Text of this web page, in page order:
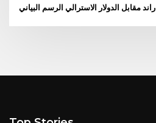
راند مقابل الدولار الاسترالي الرسم البياني